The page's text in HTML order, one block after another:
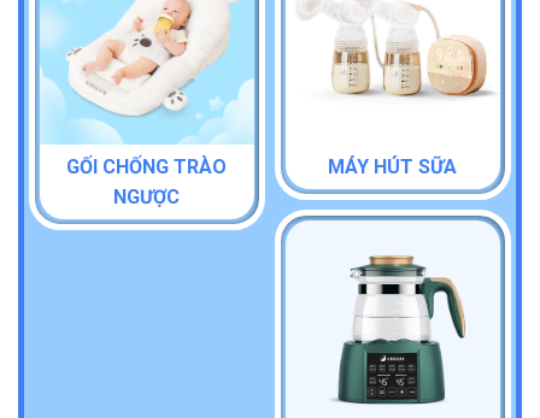
GỐI CHỐNG TRÀO
NGƯỢC
MÁY HÚT SỮA